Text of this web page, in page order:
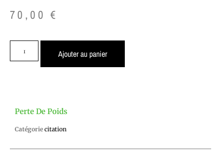
70,00€
Ajouter au panier
Perte De Poids
Catégorie citation